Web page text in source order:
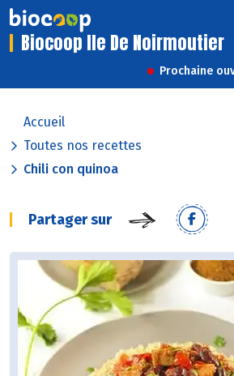
Biocoop Ile De Noirmoutier
Prochaine
Accueil
Toutes nos recettes
Chili con quinoa
Partager sur